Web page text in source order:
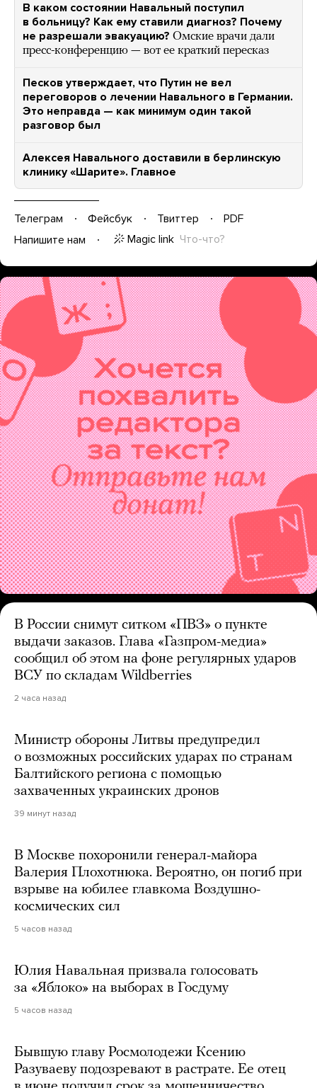
В каком состоянии Навальный поступил
в больницу? Как ему ставили диагноз? Почему
не разрешали эвакуацию? Омские врачи дали
пресс-конференцию — вот ее краткий пересказ
Песков утверждает, что Путин не вел
переговоров о лечении Навального в Германии.
Это неправда — как минимум один такой
разговор был
Алексея Навального доставили в берлинскую
клинику «Шарите». Главное
Телеграм Фейсбук Твиттер
PDF
Напишите нам
Magic link Что-что?
В России снимут ситком «ПВЗ» о пункте
выдачи заказов. Глава «Газпром-медиа»
сообщил об этом на фоне регулярных ударов
ВСУ по складам Wildberries
2 часа назад
Министр обороны Литвы предупредил
о возможных российских ударах по странам
Балтийского региона с помощью
захваченных украинских дронов
39 минут назад
В Москве похоронили генерал-майора
Валерия Плохотнюка. Вероятно, он погиб при
взрыве на юбилее главкома Воздушно-
космических сил
5 часов назад
Юлия Навальная призвала голосовать
за «Яблоко» на выборах в Госдуму
5 часов назад
Бывшую главу Росмолодежи Ксению
Разуваеву подозревают в растрате. Ее отец